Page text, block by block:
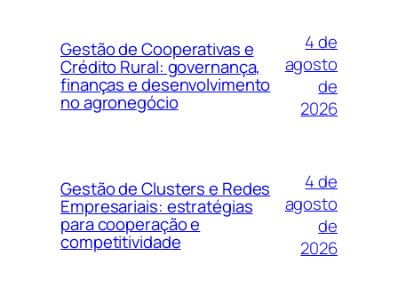
Gestão de Cooperativas e
Crédito Rural: governança,
finanças e desenvolvimento
no agronegócio
4 de
agosto
de
2026
Gestão de Clusters e Redes
Empresariais: estratégias
para cooperação e
competitividade
4 de
agosto
de
2026